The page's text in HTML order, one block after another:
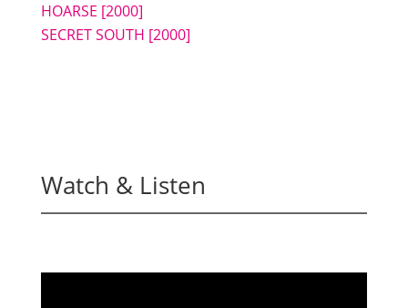
HOARSE [2000]
SECRET SOUTH [2000]
Watch & Listen